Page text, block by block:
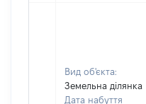
Вид об'єкта:
Земельна ділянка
Дата набуття